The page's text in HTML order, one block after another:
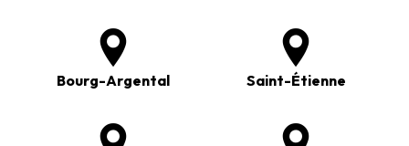
Bourg-Argental Saint-Étienne